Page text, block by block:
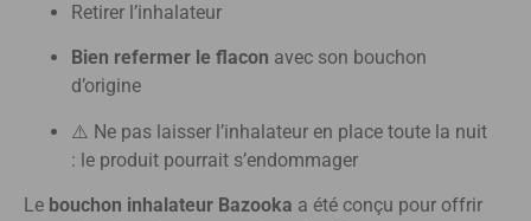
Retirer l’inhalateur
Bien refermer le flacon avec son bouchon
d’origine
⚠️ Ne pas laisser l’inhalateur en place toute la nuit
: le produit pourrait s’endommager
Le bouchon inhalateur Bazooka a été conçu pour offrir